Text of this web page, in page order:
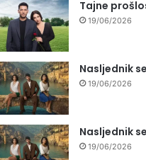
Tajne
19/06/2026
Nasljednik
19/06/2026
Nasljednik
19/06/2026